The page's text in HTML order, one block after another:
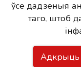
ўсе дадзеныя
таго, штоб
Адкрыць